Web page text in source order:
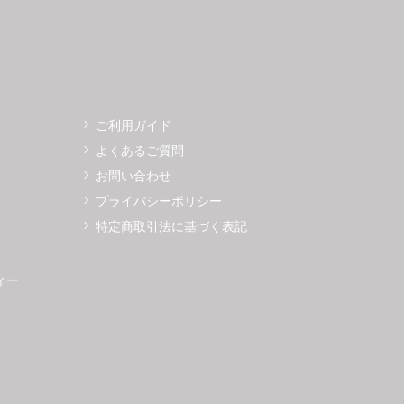
ー
ご利用ガイド
よくあるご質問
お問い合わせ
プライバシーポリシー
特定商取引法に基づく表記